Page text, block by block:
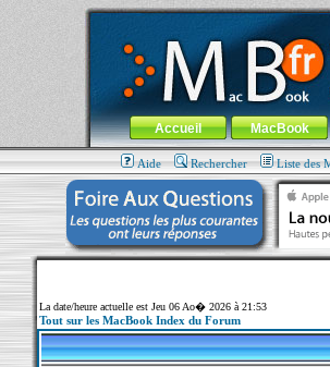
MacBook-fr.com : 100% Apple... 100% nomade !
Aller au contenu-Aller au menu
Menu général
Accueil MacBook
Aide Rechercher Liste des
La date/heure actuelle est Jeu 06 Ao� 2026 à 21:53
Tout sur les MacBook Index du Forum